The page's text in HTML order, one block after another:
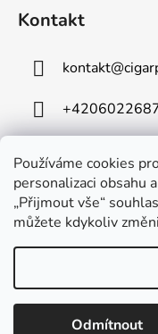
Používáme cookies
personalizaci obsahu
„Přijmout vše“
můžete kdykoliv
Odmítnout
Kontakt
kontakt@
Používámeověření